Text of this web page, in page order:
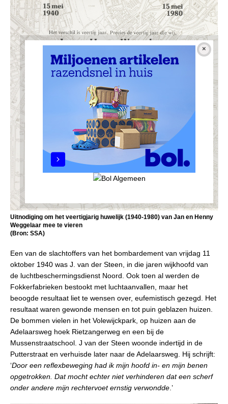
Uitnodiging om het veertigjarig huwelijk (1940-1980) van Jan en Henny
Weggelaar mee te vieren
(Bron: SSA)
Een van de slachtoffers van het bombardement van vrijdag 11
oktober 1940 was J. van der Steen, in die jaren wijkhoofd van
de luchtbeschermingsdienst Noord. Ook toen al werden de
Fokkerfabrieken bestookt met luchtaanvallen, maar het
beoogde resultaat liet te wensen over, eufemistisch gezegd. Het
resultaat waren gewonde mensen en tot puin geblazen huizen.
De bommen vielen in het Volewijckpark, op huizen aan de
Adelaarsweg hoek Rietzangerweg en een bij de
Mussenstraatschool. J van der Steen woonde indertijd in de
Putterstraat en verhuisde later naar de Adelaarsweg. Hij schrijft:
‘Door een reflexbeweging had ik mijn hoofd in- en mijn benen
opgetrokken. Dat mocht echter niet verhinderen dat een scherf
onder andere mijn rechtervoet ernstig verwondde .’